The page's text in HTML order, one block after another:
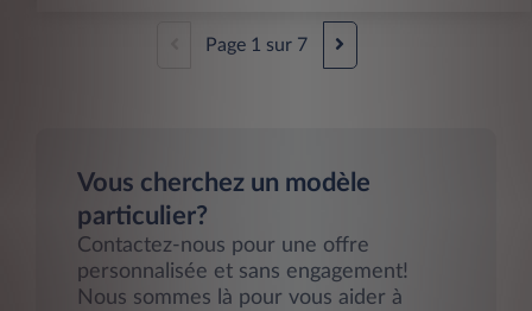
Page 1 sur 7
Vous cherchez un modèle
particulier?
Contactez-nous pour une offre
personnalisée et sans engagement!
Nous sommes là pour vous aider à